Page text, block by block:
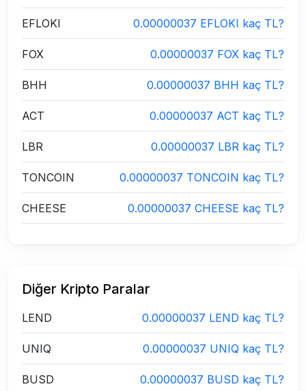
EFLOKI 0.00000037 EFLOKI kaç TL?
FOX 0.00000037 FOX kaç TL?
BHH 0.00000037 BHH kaç TL?
ACT 0.00000037 ACT kaç TL?
LBR 0.00000037 LBR kaç TL?
TONCOIN 0.00000037 TONCOIN kaç TL?
CHEESE 0.00000037 CHEESE kaç TL?
Diğer Kripto Paralar
LEND 0.00000037 LEND kaç TL?
UNIQ 0.00000037 UNIQ kaç TL?
BUSD 0.00000037 BUSD kaç TL?